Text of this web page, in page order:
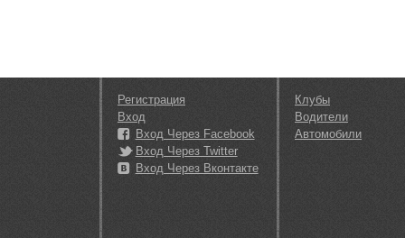
Регистрация
Вход
Вход Через Facebook
Вход Через Twitter
Вход Через Вконтакте
Клубы
Водители
Автомобили